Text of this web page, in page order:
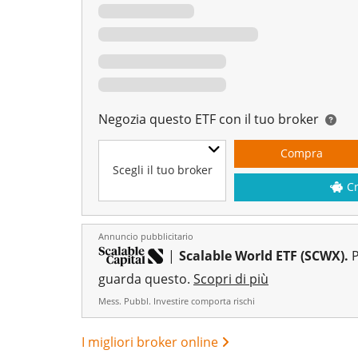
Negozia questo ETF con il tuo broker
Scegli il tuo broker
Compra
Annuncio pubblicitario
| Scalable World ETF (SCWX).
guarda questo. Scopri di più
Mess. Pubbl. Investire comporta rischi
I migliori broker online